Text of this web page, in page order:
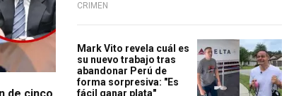
de cinco
CRIMEN
Mark Vito revela cuál es
su nuevo trabajo tras
abandonar Perú de
forma sorpresiva: "Es
fácil ganar plata"